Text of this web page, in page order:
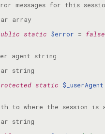
static $error = false
static $_userAgent